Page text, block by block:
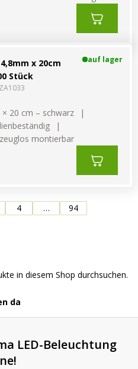
x 20cm
Stück
ZA1033
auf lager
20 cm – schwarz
montierbar
4 … 94
in diesem Shop durchsuchen.
da
LED-Beleuchtung